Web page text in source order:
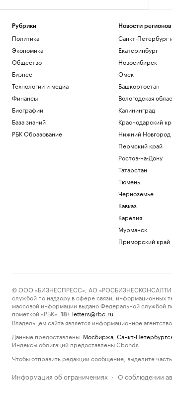
Рубрики
Политика
Экономика
Общество
Бизнес
Технологии и медиа
Финансы
Биографии
База знаний
РБК Образование
Новости регионов
Санкт-Петербург
Екатеринбург
Новосибирск
Омск
Башкортостан
Вологодская
Калининград
Краснодарский
Нижний Новгород
Пермский край
Ростов-на-Дону
Татарстан
Тюмень
Черноземье
Кавказ
Карелия
Мурманск
Приморский край
© ООО «БИЗНЕСПРЕСС», АО «РОСБИЗНЕСКОНСАЛТИНГ»,
службой по надзору в сфере связи, информационных
массовой информации выдано Федеральной службой
пометкой «РБК».
18+ letters@rbc.ru
Владельцем сайта является информационное агентство
Данные предоставлены: Мосбиржа Санкт-
Индексы облигаций предоставлены Cbonds.
Чтобы отправить редакции сообщение, выделите
Информация об ограничениях · О соблюдении